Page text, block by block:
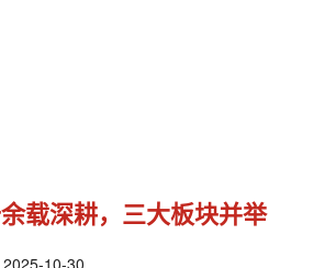
载深耕，三大板块并举
10-30